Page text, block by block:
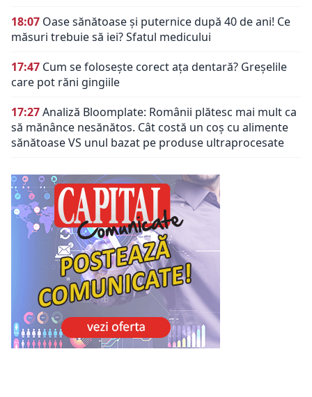
18:07 Oase sănătoase și puternice după 40 de ani! Ce
măsuri trebuie să iei? Sfatul medicului
17:47 Cum se folosește corect ața dentară? Greșelile
care pot răni gingiile
17:27Analiză Bloomplate: Românii plătesc mai mult ca
să mănânce nesănătos. Cât costă un coș cu alimente
sănătoase VS unul bazat pe produse ultraprocesate